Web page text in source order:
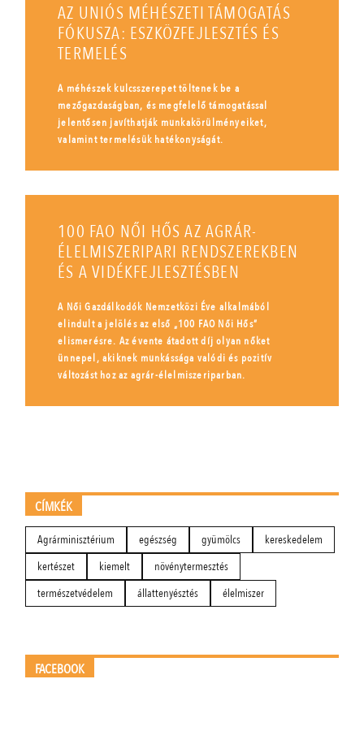
AZ UNIÓS MÉHÉSZETI TÁMOGATÁS
FÓKUSZA: ESZKÖZFEJLESZTÉS ÉS
TERMELÉS
A méhészek kulcsszerepet töltenek be a
mezőgazdaságban, és megfelelő támogatással
jelentősen javíthatják munkakörülményeiket,
valamint termelésük hatékonyságát.
100 FAO NŐI HŐS AZ AGRÁR-
ÉLELMISZERIPARI RENDSZEREKBEN
ÉS A VIDÉKFEJLESZTÉSBEN
A Női Gazdálkodók Nemzetközi Éve alkalmából
elindult a jelölés az első „100 FAO Női Hős”
elismerésre. Az évente átadott díj olyan nőket
ünnepel, akiknek munkássága valódi és pozitív
változást hoz az agrár-élelmiszeriparban.
CÍMKÉK
Agrárminisztérium egészség gyümölcs
kereskedelem
kertészet
kiemelt
növénytermesztés
természetvédelem
állattenyésztés élelmiszer
FACEBOOK